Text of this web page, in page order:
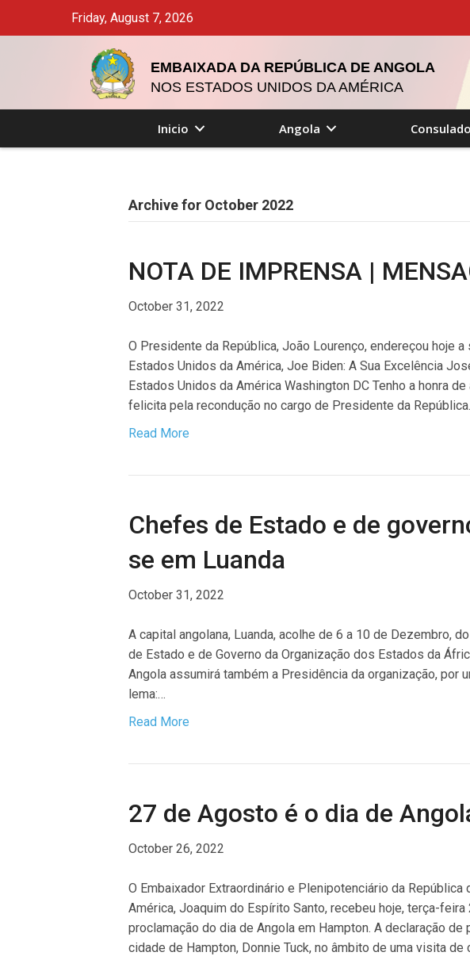
Friday, August 7, 2026
EMBAIXADA DA REPÚBLICA DE ANGOLA
NOS ESTADOS UNIDOS DA AMÉRICA
Inicio Angola Consulado
Archive for October 2022
NOTA DE IMPRENSA |
October 31, 2022
O Presidente da República, João Lourenço, endereçou hoje
Estados Unidos da América, Joe Biden: A Sua Excelência
Estados Unidos da América Washington DC Tenho a honra
felicita pela recondução no cargo de Presidente da
Read More
Chefes de Estado e de
se em Luanda
October 31, 2022
A capital angolana, Luanda, acolhe de 6 a 10 de Dezembro,
de Estado e de Governo da Organização dos Estados da
Angola assumirá também a Presidência da organização, por
lema:…
Read More
27 de Agosto é o dia de
October 26, 2022
O Embaixador Extraordinário e Plenipotenciário da
América, Joaquim do Espírito Santo, recebeu hoje, terça-feira
proclamação do dia de Angola em Hampton. A declaração
cidade de Hampton, Donnie Tuck, no âmbito de uma visita de